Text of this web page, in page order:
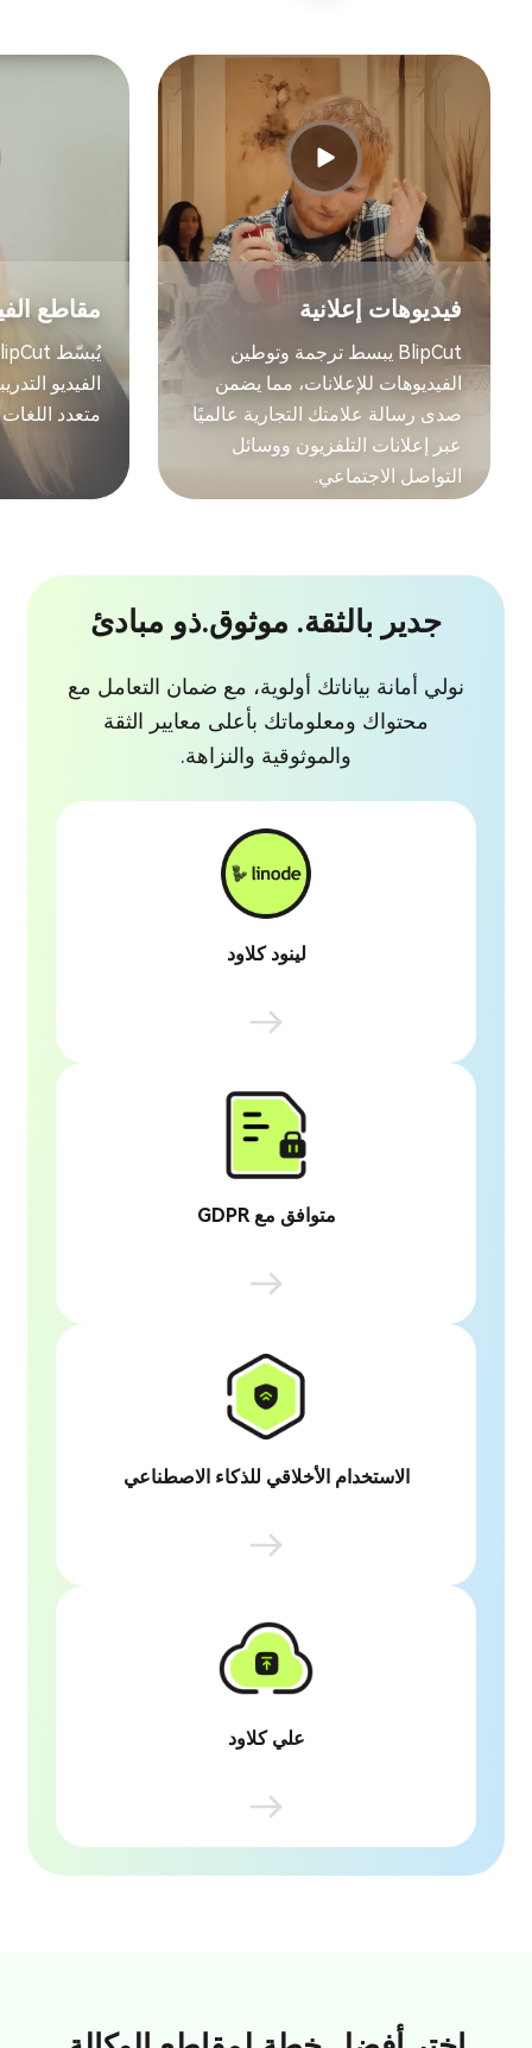
فيديوهات إعلانية
BlipCut يبسط ترجمة وتوطين
الفيديوهات للإعلانات، مما يضمن
صدى رسالة علامتك التجارية عالميًا
عبر إعلانات التلفزيون ووسائل
التواصل الاجتماعي.
مقاطع
الفيديو
متعدد اللغات
جدير بالثقة. موثوق.ذو مبادئ
نولي أمانة بياناتك أولوية، مع ضمان التعامل مع
محتواك ومعلوماتك بأعلى معايير الثقة
والموثوقية والنزاهة.
لينود كلاود
للتوسع، مما يضمن تخزين بياناتك بأمان ووصول
عالمي سهل، مع تقديم خدمة سريعة وموثوقة.
متوافق مع GDPR
حماية البيانات الصارمة لضمان التعامل مع
معلوماتك الشخصية والشركاتية بخصوصية وأمان.
الاستخدام الأخلاقي للذكاء الاصطناعي
الاصطناعي، مع ضمان شفافية جميع العمليات
القائمة عليه من الترجمة إلى استنساخ الأصوات،
وعدالتها، مع أولوية خصوصية المستخدم وحماية
البيانات.
علي كلاود